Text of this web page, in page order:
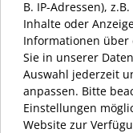
B. IP-Adressen),
Inhalte oder
Informationen über
Sie in unserer
Auswahl jederzeit
anpassen. Bitte
Einstellungen
Website zur